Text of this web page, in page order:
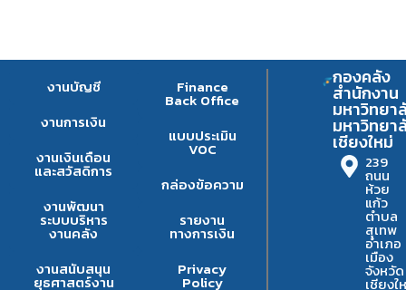
งานบัญชี
งานการเงิน
งานเงินเดือน
และสวัสดิการ
งานพัฒนา
ระบบบริหาร
งานคลัง
งานสนับสนุน
ยุธศาสตร์งาน
Finance
Back Office
แบบประเมิน
VOC
กล่องข้อความ
รายงาน
ทางการเงิน
Privacy
Policy
กองคลัง
สำนักงาน
มหาวิทยา
มหาวิทยา
เชียงใหม่
239
ถนน
ห้วย
แก้ว
ตำบล
สุเทพ
อำเภอ
เมือง
จังหวัด
เชียงใ